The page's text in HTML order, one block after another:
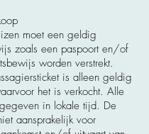
moet een geldig
zoals een paspoort en/of
worden verstrekt.
is alleen geldig
het is verkocht. Alle
in lokale tijd. De
aansprakelijk voor